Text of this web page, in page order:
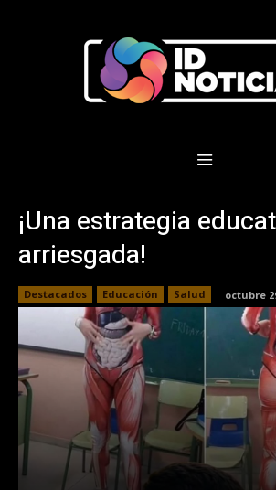
¡Una estrategia
arriesgada!
Destacados Educación Salud octubre